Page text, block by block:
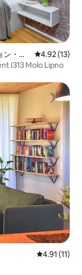
・ア
レビュー13
4.92 (13)
I313 Molo Lipno
レビュー11
4.91 (11)